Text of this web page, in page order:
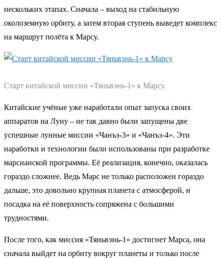
нескольких этапах. Сначала – выход на стабильную
околоземную орбиту, а затем вторая ступень выведет комплекс
на маршрут полёта к Марсу.
Старт китайской миссии «Тяньвэнь-1» к Марсу.
Китайские учёные уже наработали опыт запуска своих
аппаратов на Луну – не так давно были запущены две
успешные лунные миссии «Чанъэ-3» и «Чанъэ-4». Эти
наработки и технологии были использованы при разработке
марсианской программы. Её реализация, конечно, оказалась
гораздо сложнее. Ведь Марс не только расположен гораздо
дальше, это довольно крупная планета с атмосферой, и
посадка на её поверхность сопряжена с большими
трудностями.
После того, как миссия «Тяньвэнь-1» достигнет Марса, она
сначала выйдет на орбиту вокруг планеты и только после